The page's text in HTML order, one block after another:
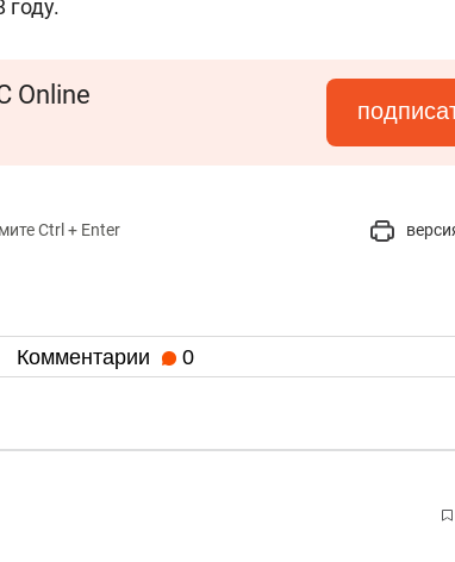
году.
Online
Ctrl + Enter
Комментарии 0